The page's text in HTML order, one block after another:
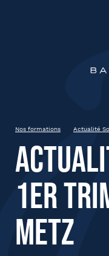
Nos formations Actualité
1er
Metz
Actualité
9h00 à 13h00
État civil
Prénom